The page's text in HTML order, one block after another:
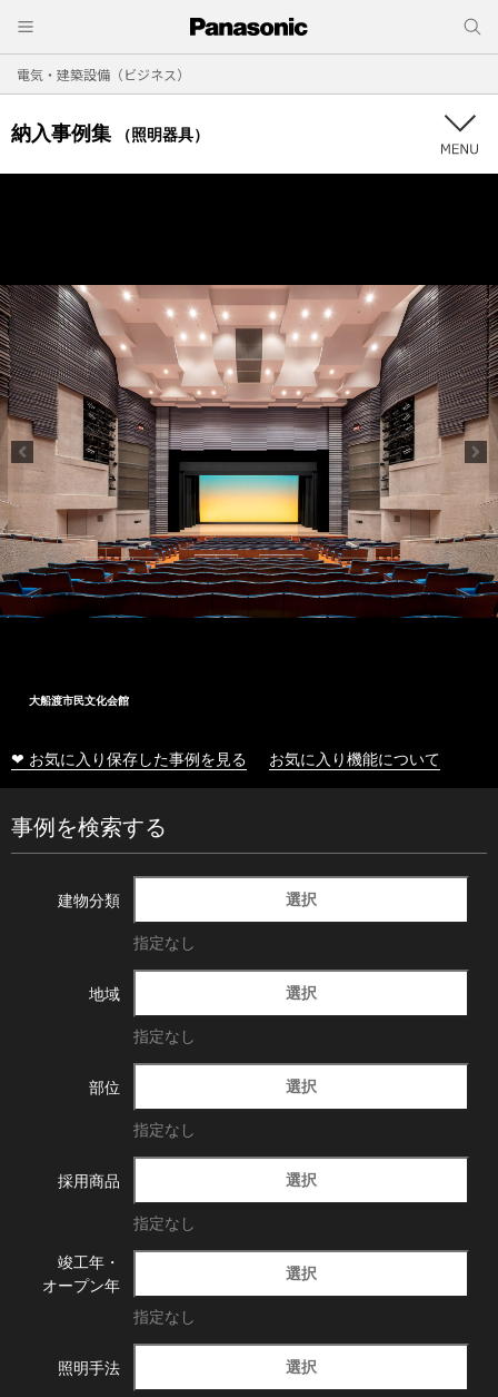
電気・建築設備（ビジネス）
納入事例集 （照明器具）
大船渡市民文化会館
❤ お気に入り保存した事例を見る お気に入り機能について
事例を検索する
建物分類 選択
指定なし
地域 選択
指定なし
部位 選択
指定なし
採用商品 選択
指定なし
竣工年・
オープン年
選択
指定なし
照明手法 選択